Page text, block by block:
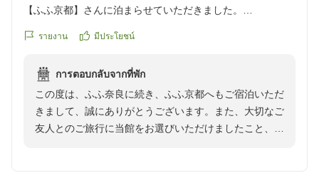
は、私どもにとって何よりの励みでございます。これか
で、何度お越しいただいてもご満足いただける滞在をご
提供できますよう、日々努めてまいります。
またお目にかかれます日を、スタッフ一同心よりお待ち
【ふふ京都】さんに泊まらせていただきました。
今回はお友達も一緒です。
ふ京都】さんは、能勢の温泉からお湯を運んで来ていると
か?!
【ふふ京都】さんで1つだけ残念だったのは、
【ふふ奈良】さんと違ってお風呂から外が見えなかった事で
รายงาน มีประโยชน์
การตอบกลับจากที่พัก
この度は、ふふ奈良に続き、ふふ京都へもご宿泊いただ
きまして、誠にありがとうございます。また、大切なご
友人とのご旅行に当館をお選びいただけましたこと、心